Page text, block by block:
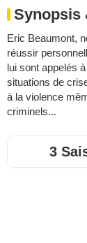
Synopsis
Eric Beaumont,
réussir
lui sont appelés
situations de
à la violence
criminels...
3